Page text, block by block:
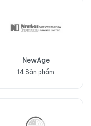
NewAge
14 Sản phẩm